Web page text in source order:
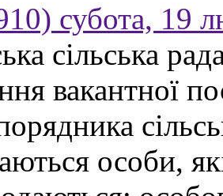
субота, 19
сільська
вакантної
особи,